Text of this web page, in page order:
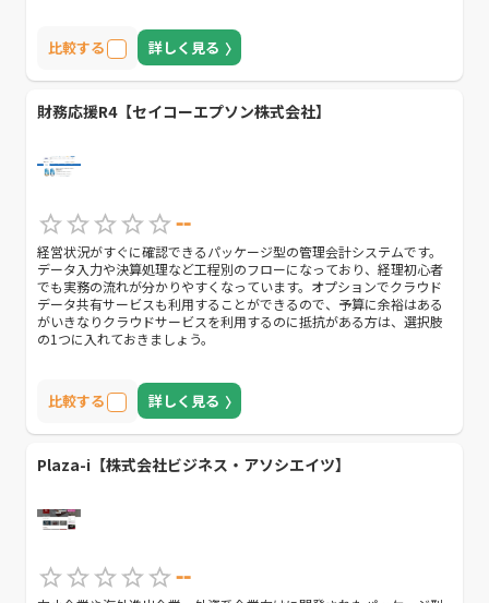
比較する 詳しく見る
財務応援R4【セイコーエプソン株式会社】
--
経営状況がすぐに確認できるパッケージ型の管理会計システムです。
データ入力や決算処理など工程別のフローになっており、経理初心者
でも実務の流れが分かりやすくなっています。オプションでクラウド
データ共有サービスも利用することができるので、予算に余裕はある
がいきなりクラウドサービスを利用するのに抵抗がある方は、選択肢
の1つに入れておきましょう。
比較する 詳しく見る
Plaza-i【株式会社ビジネス・アソシエイツ】
--